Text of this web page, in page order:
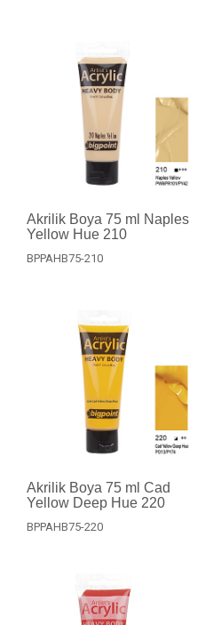
Akrilik Boya 75 ml Naples
Yellow Hue 210
BPPAHB75-210
Akrilik Boya 75 ml Cad
Yellow Deep Hue 220
BPPAHB75-220